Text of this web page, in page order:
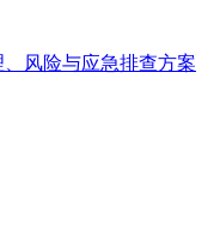
、风险与应急排查方案